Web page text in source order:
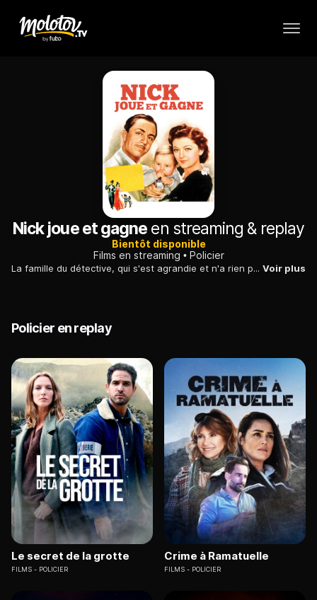
Nick joue et gagne en streaming & replay
Bientôt disponible
Films en streaming
Policier
La famille du détective, qui s'est agrandie et n'a rien perdu de sa légendaire perspicacité, tente de retrouver le mystérieux meurtrier d'un colonel. Voir plus
Policier en replay
Le secret de la grotte
FILMS POLICIER
Crime à Ramatuelle
FILMS POLICIER